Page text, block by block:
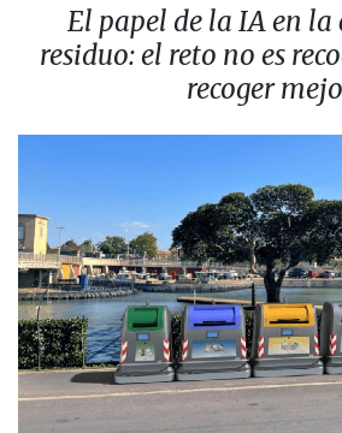
El papel de la IA en
residuo: el reto no es
recoger